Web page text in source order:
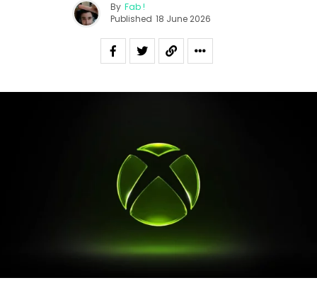
By Fab !
Published 18 June 2026